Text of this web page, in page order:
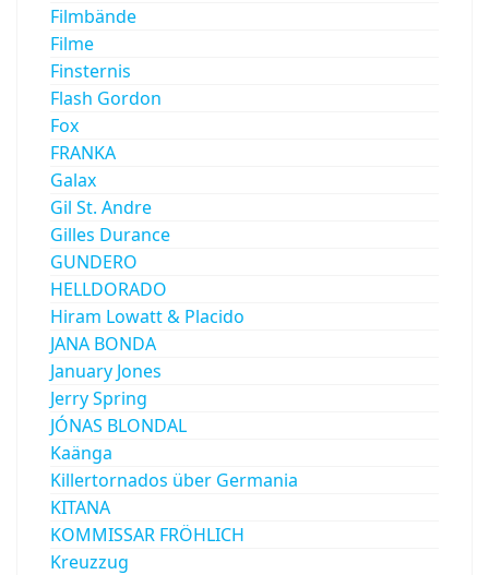
Filmbände
Filme
Finsternis
Flash Gordon
Fox
FRANKA
Galax
Gil St. Andre
Gilles Durance
GUNDERO
HELLDORADO
Hiram Lowatt & Placido
JANA BONDA
January Jones
Jerry Spring
JÓNAS BLONDAL
Kaänga
Killertornados über Germania
KITANA
KOMMISSAR FRÖHLICH
Kreuzzug